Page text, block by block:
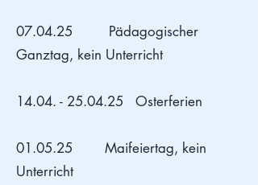
07.04.25 Pädagogischer
Ganztag, kein Unterricht
14.04. - 25.04.25 Osterferien
01.05.25 Maifeiertag, kein
Unterricht